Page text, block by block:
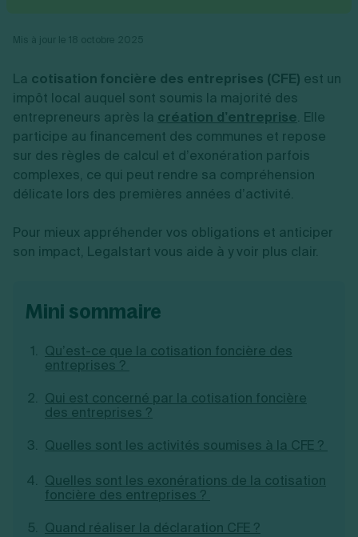
Transport
Autres
Ressources
Simulateur de choix de forme juridique
Calcul de charges sociales
Estimation du coût de création
Vérification de la disponibilité du nom d'entreprise
Générateur de mentions légales
Création d'entreprise
Gérer son entreprise
Gestion comptable
Approbation des comptes
Dépôt de marque
Recherche d'antériorité
Protection des créations
Confidentialité de l'adresse du dirigeant
Radiation auto entrepreneur
Dépôt de bilan
Toutes les modifications
Conseil/finance
Vente en ligne
Services aux entreprises
Construction/travaux
Restauration
Commerce
Transport
Autres
Logiciel de facturation
Gestion de la trésorerie
Par besoin
Je souhaite être accompagné
comptable LS Compta
Fiches SCI
Fiches auto-entrepreneur
Fiches association
Toutes les fiches sur la création
Autres démarches
Gestion d’entreprise
Fermeture d’entreprise
Recouvrement de factures
Gérer ses salariés
Ouvrir sa société
Création d'entreprise
Devenir auto entrepreneur
Création d'EURL
Création de SASU
Création de SARL
Création de SAS
Création de SCI
Aides à la création d’entreprise
Ouverture compte pro
La cotisation foncière des entreprises (CFE) est un
impôt local auquel sont soumis la majorité des
entrepreneurs après la création d’entreprise. Elle
participe au financement des communes et repose
sur des règles de calcul et d’exonération parfois
complexes, ce qui peut rendre sa compréhension
délicate lors des premières années d’activité.
Pour mieux appréhender vos obligations et anticiper
son impact, Legalstart vous aide à y voir plus clair.
mini sommaire
Qu’est-ce que la cotisation foncière des
entreprises ?
Qui est concerné par la cotisation foncière
des entreprises ?
Quelles sont les activités soumises à la CFE ?
Quelles sont les exonérations de la cotisation
foncière des entreprises ?
Quand réaliser la déclaration CFE ?